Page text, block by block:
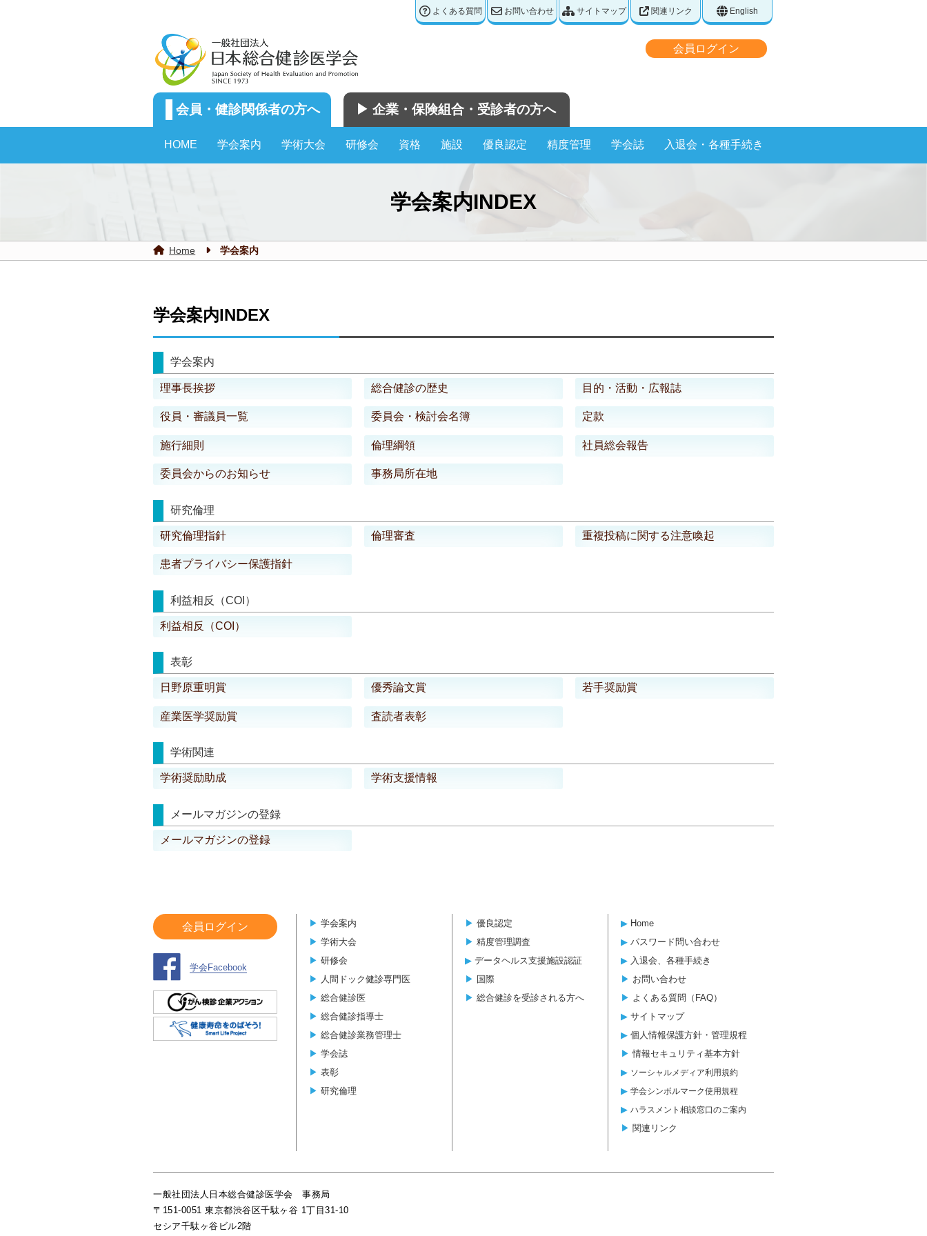
よくある質問 お問い合わせ サイトマップ 関連リンク English
会員ログイン
会員・健診関係者の方へ ▶︎ 企業・保険組合・受診者の方へ
HOME 学会案内 学術大会 研修会 資格 施設 優良認定 精度管理 学会誌 入退会・各種手続き
学会案内INDEX
Home 学会案内
学会案内INDEX
学会案内
理事長挨拶 総合健診の歴史 目的・活動・広報誌
役員・審議員一覧 委員会・検討会名簿 定款
施行細則 倫理綱領 社員総会報告
委員会からのお知らせ 事務局所在地
研究倫理
研究倫理指針 倫理審査 重複投稿に関する注意喚起
患者プライバシー保護指針
利益相反（COI）
利益相反（COI）
表彰
日野原重明賞 優秀論文賞 若手奨励賞
産業医学奨励賞 査読者表彰
学術関連
学術奨励助成 学術支援情報
メールマガジンの登録
メールマガジンの登録
会員ログイン
学会Facebook
▶︎ 学会案内
▶︎ 学術大会
▶︎ 研修会
▶︎ 人間ドック健診専門医
▶︎ 総合健診医
▶︎ 総合健診指導士
▶︎ 総合健診業務管理士
▶︎ 学会誌
▶︎ 表彰
▶︎ 研究倫理
▶︎ 優良認定
▶︎ 精度管理調査
▶︎ データヘルス支援施設認証
▶︎ 国際
▶︎ 総合健診を受診される方へ
▶︎ Home
▶︎ パスワード問い合わせ
▶︎ 入退会、各種手続き
▶︎ お問い合わせ
▶︎ よくある質問（FAQ）
▶︎ サイトマップ
▶︎ 個人情報保護方針・管理規程
▶︎ 情報セキュリティ基本方針
▶︎ ソーシャルメディア利用規約
▶︎ 学会シンボルマーク使用規程
▶︎ ハラスメント相談窓口のご案内
▶︎ 関連リンク
一般社団法人日本総合健診医学会 事務局
〒151-0051 東京都渋谷区千駄ヶ谷 1丁目31-10
セシア千駄ヶ谷ビル2階